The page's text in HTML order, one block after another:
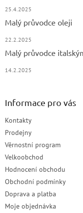
25.4.2025
Malý průvodce oleji
22.2.2025
Malý průvodce
14.2.2025
Informace pro vás
Kontakty
Prodejny
Věrnostní program
Velkoobchod
Hodnocení obchodu
Obchodní podmínky
Doprava a platba
Moje objednávka